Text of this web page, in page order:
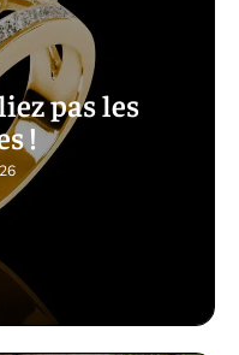
pas les
!